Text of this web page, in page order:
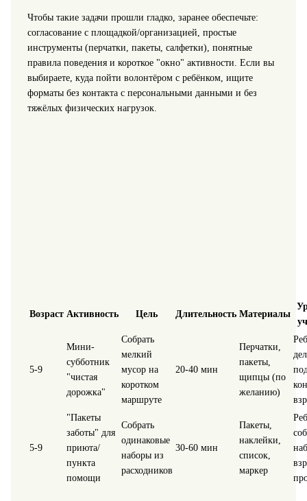
Чтобы такие задачи прошли гладко, заранее обеспечьте:
согласование с площадкой/организацией, простые
инструменты (перчатки, пакеты, салфетки), понятные
правила поведения и короткое "окно" активности. Если вы
выбираете, куда пойти волонтёром с ребёнком, ищите
форматы без контакта с персональными данными и без
тяжёлых физических нагрузок.
Возраст Активность Цель Длительность Материалы
5-9
Мини-
субботник
"чистая
дорожка"
Собрать
мелкий
мусор на
коротком
маршруте
20-40 мин
Перчатки,
пакеты,
щипцы (по
желанию)
5-9
"Пакеты
заботы" для
приюта/
пункта
помощи
Собрать
одинаковые
наборы из
расходников
30-60 мин
Пакеты,
наклейки,
список,
маркер